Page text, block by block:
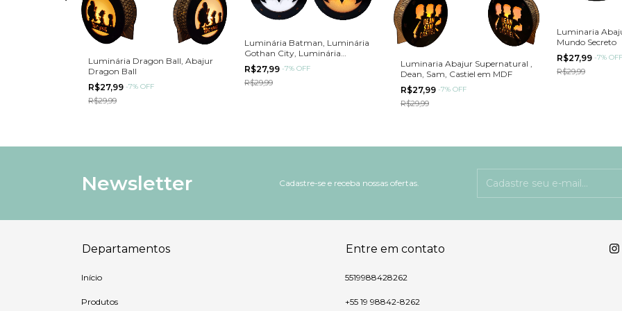
Luminária Dragon Ball, Abajur
Dragon Ball
R$27,99 -7% OFF
R$29,99
Luminária Batman, Luminária
Gothan City, Luminária
Morcego
R$27,99 -7% OFF
R$29,99
Luminaria Abajur Supernatural ,
Dean, Sam, Castiel em MDF
R$27,99 -7% OFF
R$29,99
Luminaria
Mundo Secreto
R$27,99 -7% OFF
R$29,99
Newsletter Cadastre-se e receba nossas ofertas.
Departamentos
Início
Produtos
Entre em contato
5519988428262
+55 19 98842-8262